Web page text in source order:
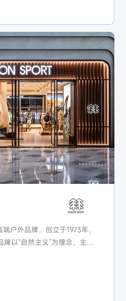
户外品牌，创立于1973年，
以“自然主义”为理念，主打
服” 和环保材质服饰。
由安踏集团运营。